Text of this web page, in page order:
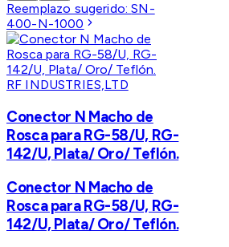
Reemplazo sugerido:SN-
400-N-1000
RF INDUSTRIES,LTD
Conector N Macho de
Rosca para RG-58/U, RG-
142/U, Plata/ Oro/ Teflón.
Conector N Macho de
Rosca para RG-58/U, RG-
142/U, Plata/ Oro/ Teflón.